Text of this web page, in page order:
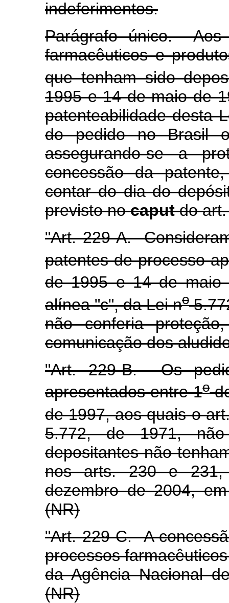
indeferimentos.
Parágrafo único. Aos
farmacêuticos e
que tenham sido
1995 e 14 de maio de
patenteabilidade desta
do pedido no Brasil
assegurando-se a
concessão da
contar do dia do
previsto nocaputdo art.
"Art. 229-A.
patentes de processo
de 1995 e 14 de
alínea "c", da Lei no
não conferia
comunicação dos
"Art. 229-B. Os
apresentados entre 1o
de 1997, aos quais o
5.772, de 1971,
depositantes não
nos arts. 230 e
dezembro de 2004,
(NR)
"Art. 229-C. A
processos
da Agência Nacional
(NR)